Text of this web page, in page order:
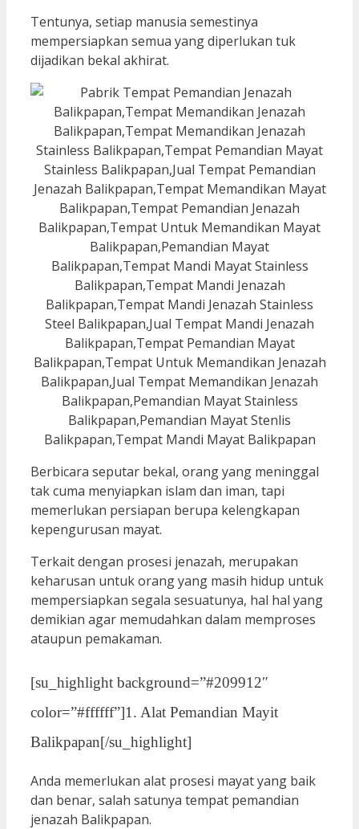
Tentunya, setiap manusia semestinya
mempersiapkan semua yang diperlukan tuk
dijadikan bekal akhirat.
Berbicara seputar bekal, orang yang meninggal
tak cuma menyiapkan islam dan iman, tapi
memerlukan persiapan berupa kelengkapan
kepengurusan mayat.
Terkait dengan prosesi jenazah, merupakan
keharusan untuk orang yang masih hidup untuk
mempersiapkan segala sesuatunya, hal hal yang
demikian agar memudahkan dalam memproses
ataupun pemakaman.
[su_highlight background=”#209912″
color=”#ffffff”]1. Alat Pemandian Mayit
Balikpapan[/su_highlight]
Anda memerlukan alat prosesi mayat yang baik
dan benar, salah satunya tempat pemandian
jenazah Balikpapan.